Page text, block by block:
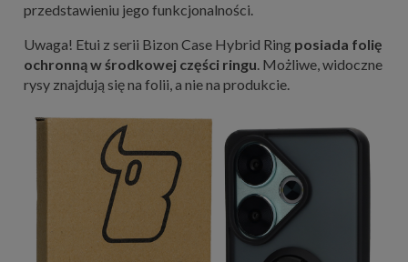
przedstawieniu jego funkcjonalności.
Uwaga! Etui z serii Bizon Case Hybrid Ring posiada folię
ochronną w środkowej części ringu. Możliwe, widoczne
rysy znajdują się na folii, a nie na produkcie.